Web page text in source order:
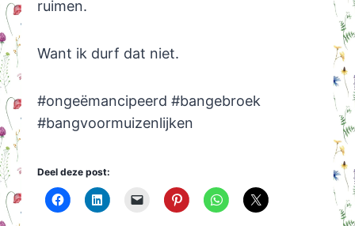
ruimen.
Want ik durf dat niet.
#ongeëmancipeerd #bangebroek
#bangvoormuizenlijken
Deel deze post: